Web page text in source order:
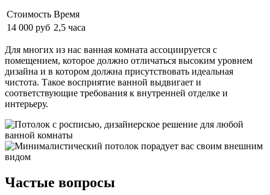
Стоимость Время
14 000 руб 2,5 часа
Для многих из нас ванная комната ассоциируется с
помещением, которое должно отличаться высоким уровнем
дизайна и в котором должна присутствовать идеальная
чистота. Такое восприятие ванной выдвигает и
соответствующие требования к внутренней отделке и
интерьеру.
Частые вопросы